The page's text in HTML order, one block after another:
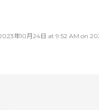
年10月24日 at 9:52 AM on